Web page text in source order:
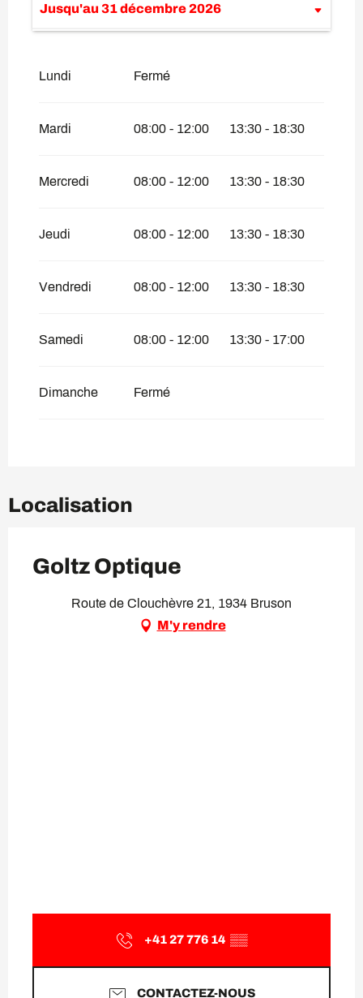
Jusqu'au 31 décembre 2026
Lundi Fermé
Mardi 08:00 - 12:00 13:30 - 18:30
Mercredi 08:00 - 12:00 13:30 - 18:30
Jeudi 08:00 - 12:00 13:30 - 18:30
Vendredi 08:00 - 12:00 13:30 - 18:30
Samedi 08:00 - 12:00 13:30 - 17:00
Dimanche Fermé
Localisation
Goltz Optique
Route de Clouchèvre 21, 1934 Bruson
M'y rendre
+41 27 776 14 ▒▒
CONTACTEZ-NOUS